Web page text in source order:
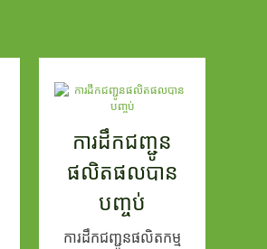
ការដឹកជញ្ជូន
ផលិតផលបាន
បញ្ចប់
ការដឹកជញ្ជូនផលិតកម្ម